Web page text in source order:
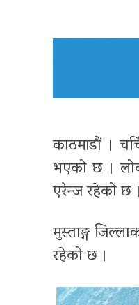
काठमाडौं ।
भएको छ ।
एरेन्ज रहेको छ ।
मुस्ताङ्ग
रहेको छ ।